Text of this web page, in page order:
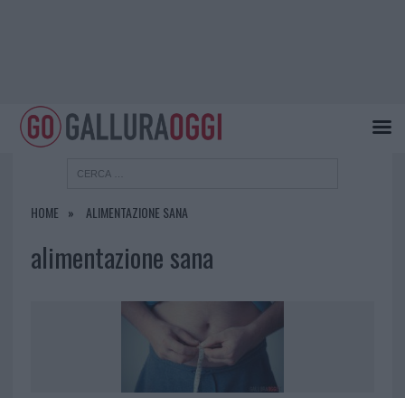
HOME ALIMENTAZIONE SANA
alimentazione sana